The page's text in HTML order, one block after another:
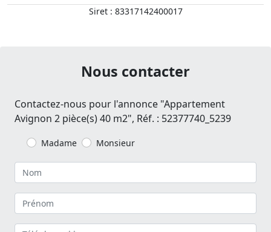
Siret : 83317142400017
Nous contacter
Contactez-nous pour l'annonce "Appartement
Avignon 2 pièce(s) 40 m2", Réf. : 52377740_5239
Madame Monsieur